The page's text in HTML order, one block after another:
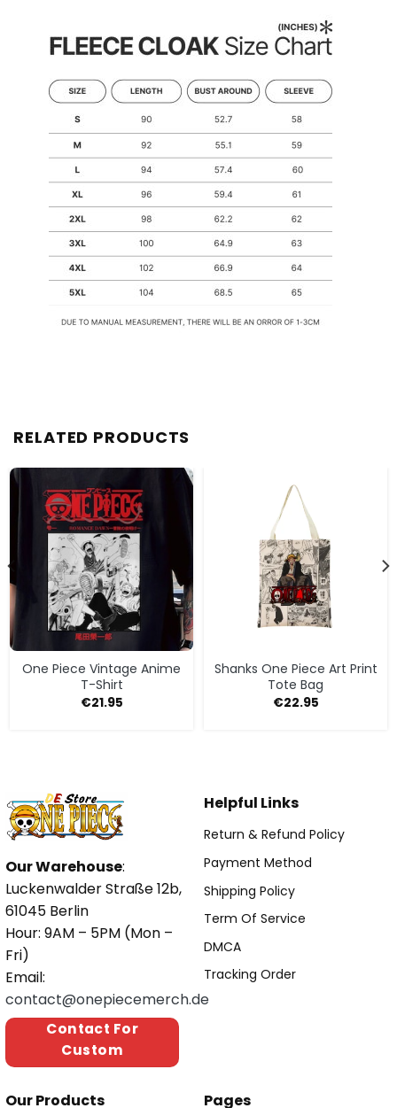
RELATED PRODUCTS
One Piece Vintage Anime
T-Shirt
€21.95
Shanks One Piece Art Print
Tote Bag
€22.95
Our Warehouse:
Luckenwalder Straße 12b,
61045 Berlin
Hour: 9AM – 5PM (Mon –
Fri)
Email:
contact@onepiecemerch.de
Contact For
Custom
Helpful Links
Return & Refund Policy
Payment Method
Shipping Policy
Term Of Service
DMCA
Tracking Order
Our Products Pages